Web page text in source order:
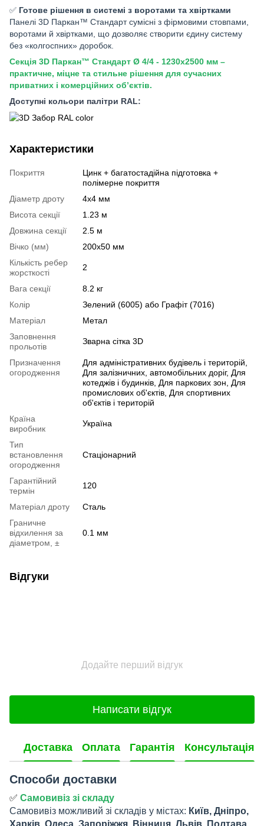
✅ Готове рішення в системі з воротами та хвіртками
Панелі 3D Паркан™ Стандарт сумісні з фірмовими стовпами,
воротами й хвіртками, що дозволяє створити єдину систему
без «колгоспних» доробок.
Секція 3D Паркан™ Стандарт Ø 4/4 - 1230х2500 мм –
практичне, міцне та стильне рішення для сучасних
приватних і комерційних об’єктів.
Доступні кольори палітри RAL:
Характеристики
Покриття
Цинк + багатостадійна підготовка +
полімерне покриття
Діаметр дроту
4х4 мм
Висота секції
1.23 м
Довжина секції
2.5 м
Вічко (мм)
200х50 мм
Кількість ребер
жорсткості
2
Вага секції
8.2 кг
Колір
Зелений (6005) або Графіт (7016)
Матеріал
Метал
Заповнення
прольотів
Зварна сітка 3D
Призначення
огородження
Для адміністративних будівель і територій,
Для залізничних, автомобільних доріг, Для
котеджів і будинків, Для паркових зон, Для
промислових об'єктів, Для спортивних
об'єктів і територій
Країна
виробник
Україна
Тип
встановлення
огородження
Стаціонарний
Гарантійний
термін
120
Матеріал дроту
Сталь
Граничне
відхилення за
діаметром, ±
0.1 мм
Відгуки
Додайте перший відгук
Написати відгук
Доставка Оплата Гарантія Консультація
Способи доставки
✅ Самовивіз зі складу
Самовивіз можливий зі складів у містах: Київ, Дніпро,